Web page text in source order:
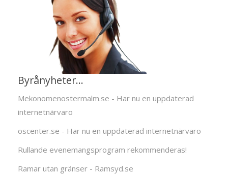
Byrånyheter...
Mekonomenostermalm.se - Har nu en uppdaterad
internetnärvaro
oscenter.se - Har nu en uppdaterad internetnärvaro
Rullande evenemangsprogram rekommenderas!
Ramar utan gränser - Ramsyd.se